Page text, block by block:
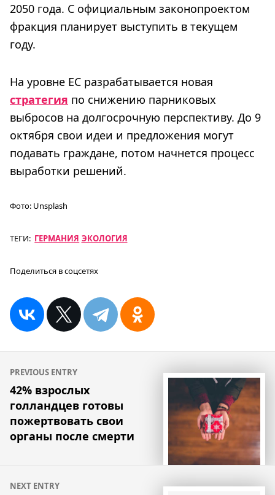
2050 года. С официальным законопроектом
фракция планирует выступить в текущем
году.
На уровне ЕС разрабатывается новая
стратегия по снижению парниковых
выбросов на долгосрочную перспективу. До 9
октября свои идеи и предложения могут
подавать граждане, потом начнется процесс
выработки решений.
Фото: Unsplash
ТЕГИ: ГЕРМАНИЯ ЭКОЛОГИЯ
Поделиться в соцсетях
Навигация
по
записям
PREVIOUS ENTRY
42% взрослых
голландцев готовы
пожертвовать свои
органы после смерти
NEXT ENTRY